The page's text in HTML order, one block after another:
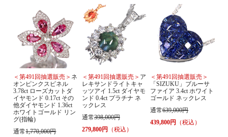
＜第491回抽選販売＞ ネ
オンピンクスピネル
3.78ct ローズカットダ
イヤモンド 0.17ct その
他ダイヤモンド 1.36ct
ホワイトゴールド リン
グ(指輪)
通常1,770,000円
＜第491回抽選販売＞ ア
レキサンドライトキャ
ッツアイ 1.5ct ダイヤモ
ンド 0.4ct プラチナ ネ
ックレス
通常398,000円
279,800円 （税込）
＜第491回抽選販売＞
「SIZUKU」ブルーサ
ファイア 3.4ct ホワイト
ゴールド ネックレス
通常639,000円
439,800円 （税込）